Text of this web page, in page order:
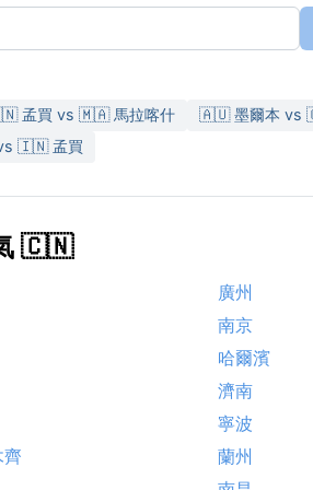
孟買 vs 🇲🇦 馬拉喀什 🇦🇺 墨爾本 vs
🇮🇳 孟買
氣 🇨🇳
廣州
南京
哈爾濱
濟南
寧波
蘭州